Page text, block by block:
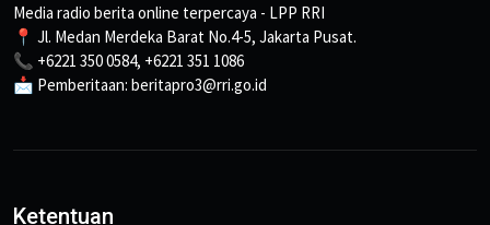
Media radio berita online terpercaya - LPP RRI
📍 Jl. Medan Merdeka Barat No.4-5, Jakarta Pusat.
📞 +6221 350 0584, +6221 351 1086
📩 Pemberitaan: beritapro3@rri.go.id
Ketentuan